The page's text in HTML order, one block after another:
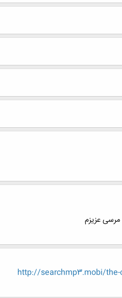
http://searchmp3.mobi/the-